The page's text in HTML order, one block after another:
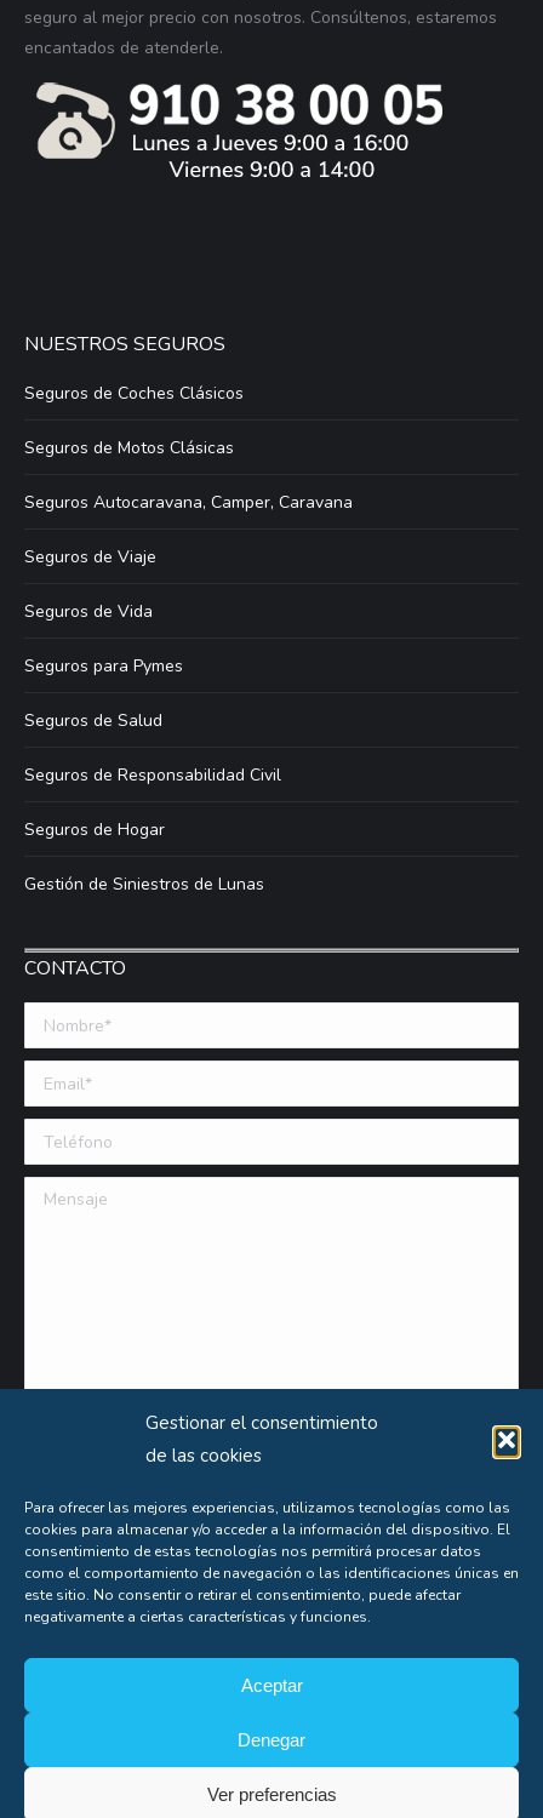
Gestionar el consentimiento
de las cookies
Para ofrecer las mejores experiencias, utilizamos tecnologías como las
cookies para almacenar y/o acceder a la información del dispositivo. El
consentimiento de estas tecnologías nos permitirá procesar datos
como el comportamiento de navegación o las identificaciones únicas en
este sitio. No consentir o retirar el consentimiento, puede afectar
negativamente a ciertas características y funciones.
Aceptar
Denegar
Ver preferencias
seguro al mejor precio con nosotros. Consúltenos, estaremos
encantados de atenderle.
NUESTROS SEGUROS
Seguros de Coches Clásicos
Seguros de Motos Clásicas
Seguros Autocaravana, Camper, Caravana
Seguros de Viaje
Seguros de Vida
Seguros para Pymes
Seguros de Salud
Seguros de Responsabilidad Civil
Seguros de Hogar
Gestión de Siniestros de Lunas
CONTACTO
Nombre *
Email (requerido)
Teléfono
Mensaje
Puede obtener información extensa sobre el uso que le damos a sus datos personales
consultando nuestraPolítica de Privacidad.
Aceptas nuestrapolítica de privacidad
Soporte